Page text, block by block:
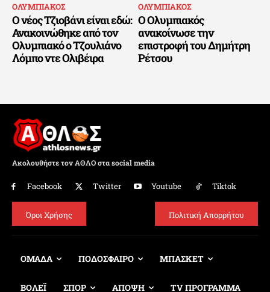
ΟΛΥΜΠΙΑΚΟΣ
Ο νέος Τζιοβάνι είναι εδώ:
Ανακοινώθηκε από τον
Ολυμπιακό ο Τζουλιάνο
Λόμπο ντε Ολιβέιρα
ΟΛΥΜΠΙΑΚΟΣ
Ο Ολυμπιακός
ανακοίνωσε την
επιστροφή του Δημήτρη
Ρέτσου
Ακολουθήστε τον ΑΘΛΟ στα social media
Facebook Twitter Youtube Tiktok
Όροι Χρήσης Πολιτική Απορρήτου
ΟΜΑΔΑ ΠΟΔΟΣΦΑΙΡΟ ΜΠΑΣΚΕΤ
ΒΟΛΕΪ ΣΠΟΡ ΑΠΟΨΗ TV ΠΡΟΓΡΑΜΜΑ